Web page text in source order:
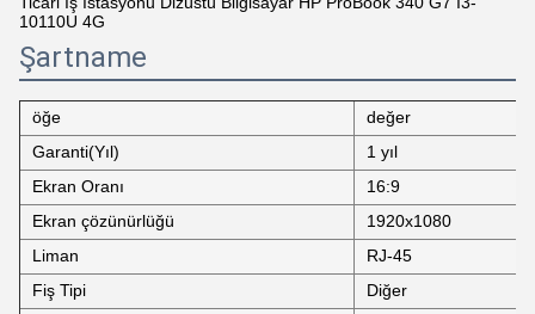
10110U 4G
Şartname
öğe
değer
Garanti(Yıl)
1 yıl
Ekran Oranı
16:9
Ekran çözünürlüğü
1920x1080
Liman
RJ-45
Fiş Tipi
Diğer